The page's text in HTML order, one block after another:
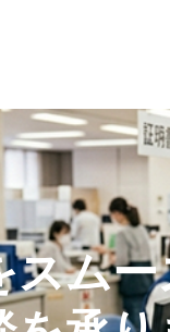
スム